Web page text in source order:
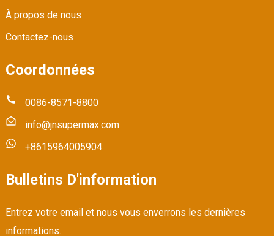
À propos de nous
Contactez-nous
Coordonnées
0086-8571-8800
info@jnsupermax.com
+8615964005904
Bulletins D'information
Entrez votre email et nous vous enverrons les dernières
informations.